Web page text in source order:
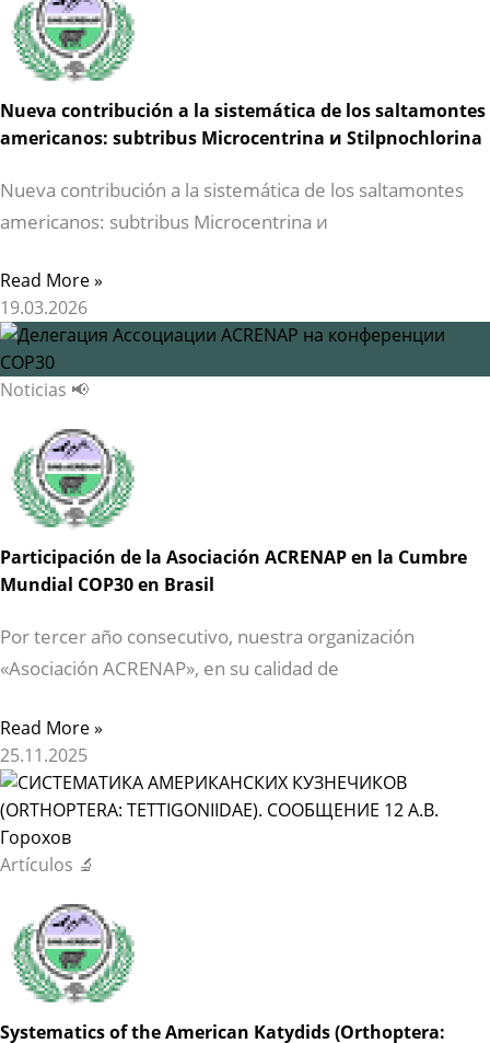
Nueva contribución a la sistemática de los saltamontes
americanos: subtribus Microcentrina и Stilpnochlorina
Nueva contribución a la sistemática de los saltamontes
americanos: subtribus Microcentrina и
Read More »
19.03.2026
Noticias 📢
Participación de la Asociación ACRENAP en la Cumbre
Mundial COP30 en Brasil
Por tercer año consecutivo, nuestra organización
«Asociación ACRENAP», en su calidad de
Read More »
25.11.2025
Artículos 🔬
Systematics of the American Katydids (Orthoptera: